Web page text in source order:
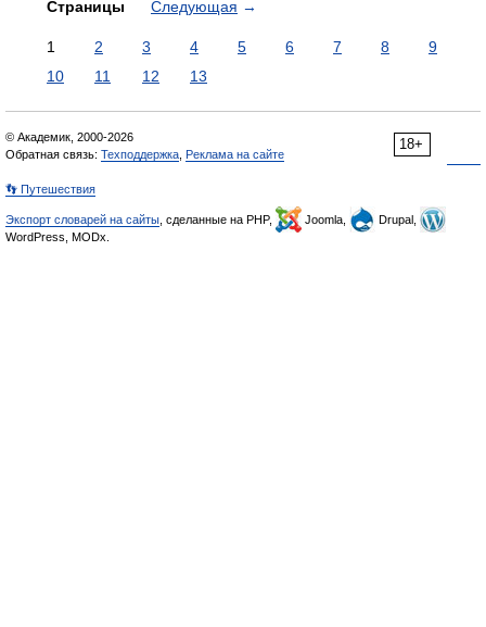
Страницы Следующая →
1 2 3 4 5 6 7 8
9
10
11 12 13
18+
© Академик, 2000-2026
Обратная связь: Техподдержка Реклама на сайте
👣 Путешествия
Экспорт словарей на сайты , сделанные на PHP, Joomla,
Drupal,
WordPress, MODx.